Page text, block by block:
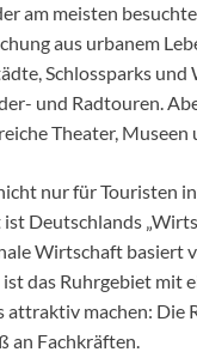
am meisten
aus urbanem
Schlossparks
und Radtouren.
Theater,
nur für Touristen
Deutschlands
Wirtschaft basiert
das Ruhrgebiet mit
attraktiv machen: Die
an Fachkräften.